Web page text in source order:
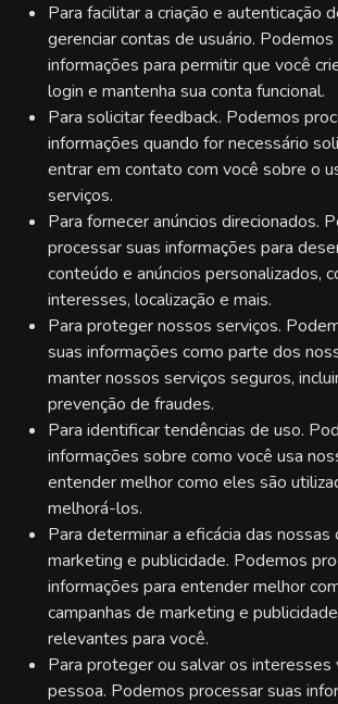
Para facilitar a criação e autenticação
gerenciar contas de usuário.
informações para permitir que você
login e mantenha sua conta funcional.
Para solicitar feedback. Podemos
informações quando for necessário
entrar em contato com você sobre o
serviços.
Para fornecer anúncios direcionados.
processar suas informações para
conteúdo e anúncios personalizados,
interesses, localização e mais.
Para proteger nossos serviços.
suas informações como parte dos
manter nossos serviços seguros,
prevenção de fraudes.
Para identificar tendências de uso.
informações sobre como você usa
entender melhor como eles são
melhorá-los.
Para determinar a eficácia das nossas
marketing e publicidade. Podemos
informações para entender melhor
campanhas de marketing e
relevantes para você.
Para proteger ou salvar os interesses
pessoa. Podemos processar suas